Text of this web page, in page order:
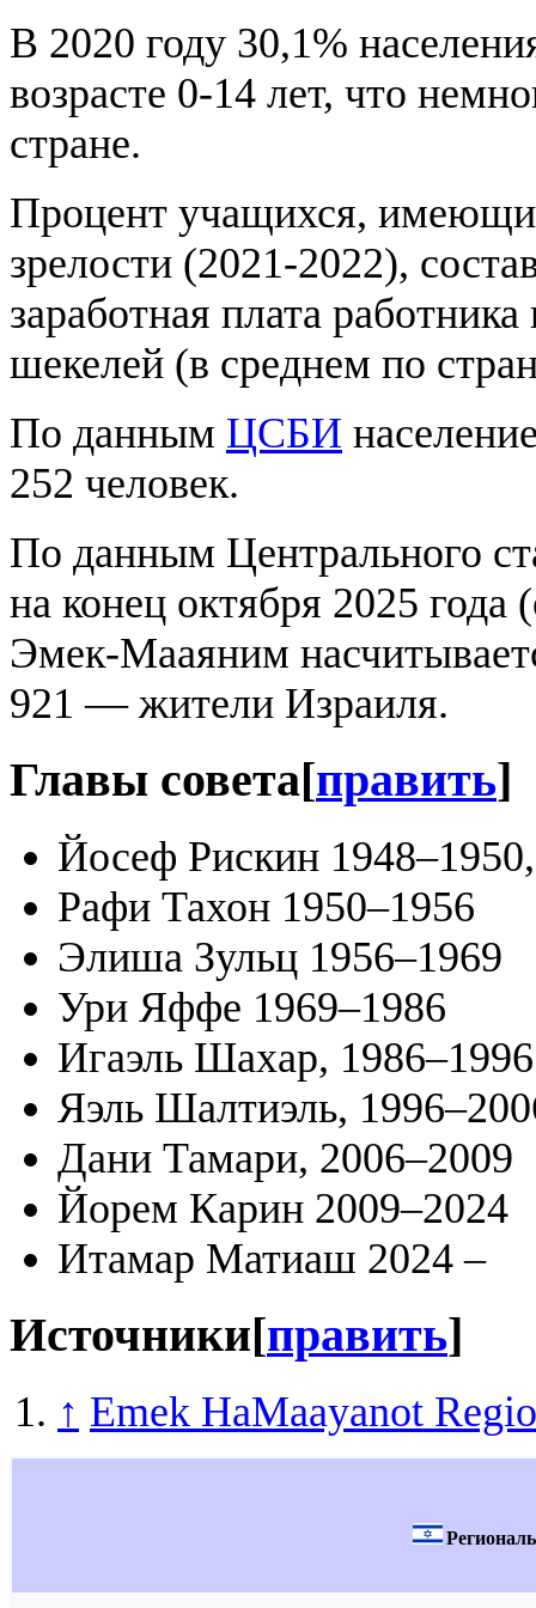
В 2020 году 30,1%
возрасте 0-14 лет, что
стране.
Процент учащихся,
зрелости (2021-2022),
заработная плата
шекелей (в среднем по
По данным ЦСБИ
252 человек.
По данным Центрального
на конец октября 2025 года
Эмек-Мааяним
921 — жители Израиля.
Главы совета[править]
Йосеф Рискин 1948–1950,
Рафи Тахон 1950–1956
Элиша Зульц 1956–1969
Ури Яффе 1969–1986
Игаэль Шахар, 1986–1996
Яэль Шалтиэль,
Дани Тамари, 2006–2009
Йорем Карин 2009–2024
Итамар Матиаш 2024 –
Источники[править]
↑ Emek HaMaayanot